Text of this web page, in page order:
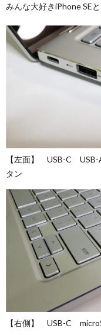
みんな大好きiPhone SE
【左面】 USB-C
タン
【右側】 USB-C